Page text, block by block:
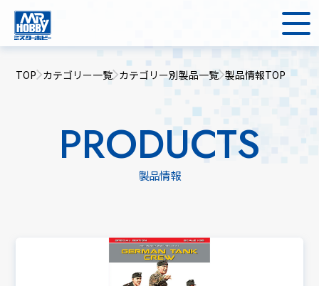
TOP カテゴリー一覧 カテゴリー別製品一覧 製品情報TOP
PRODUCTS
製品情報